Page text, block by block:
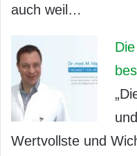
auch weil…
Wertvollste und